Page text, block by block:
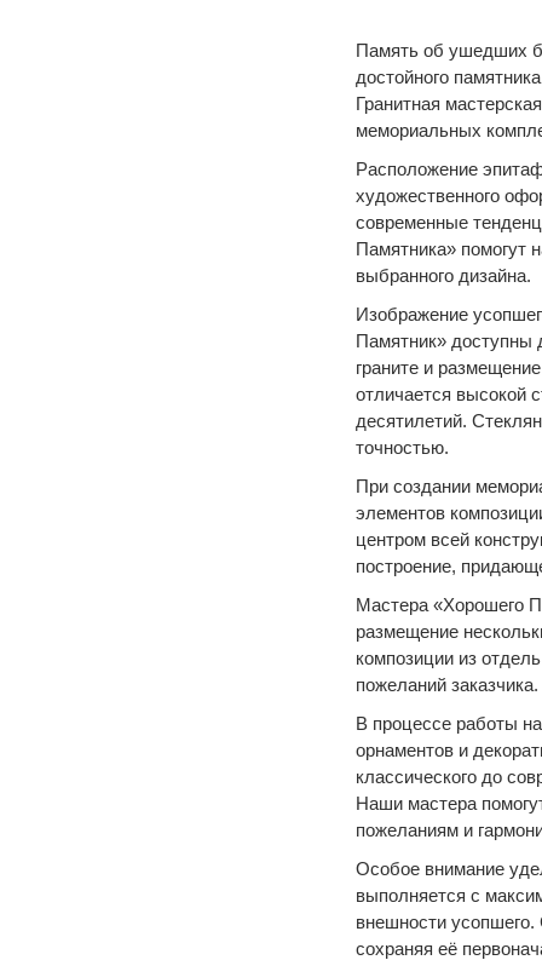
Память об ушедших
достойного
Гранитная
мемориальных
Расположение
художественного
современные
Памятника» помогут
выбранного дизайна.
Изображение
Памятник» доступны
граните и
отличается высокой
десятилетий.
точностью.
При создании
элементов
центром всей
построение,
Мастера «Хорошего
размещение
композиции из
пожеланий заказчика.
В процессе работы
орнаментов и
классического до
Наши мастера
пожеланиям и
Особое внимание
выполняется с
внешности
сохраняя её